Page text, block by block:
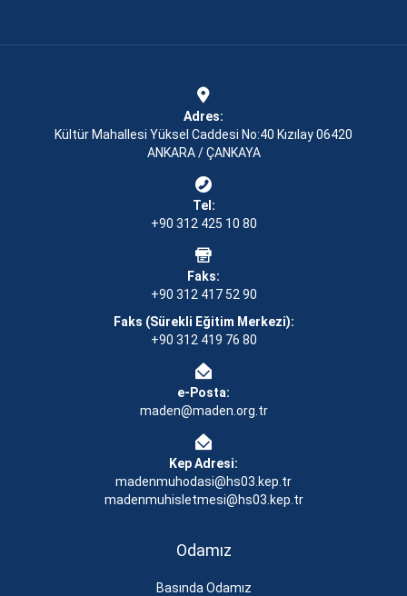
Adres:
Kültür Mahallesi Yüksel Caddesi No:40 Kızılay 06420
ANKARA / ÇANKAYA
Tel:
+90 312 425 10 80
Faks:
+90 312 417 52 90
Faks (Sürekli Eğitim Merkezi):
+90 312 419 76 80
e-Posta:
maden@maden.org.tr
Kep Adresi:
madenmuhodasi@hs03.kep.tr
madenmuhisletmesi@hs03.kep.tr
Odamız
Basında Odamız